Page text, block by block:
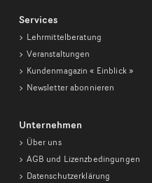
Services
Lehrmittelberatung
Veranstaltungen
Kundenmagazin« Einblick »
Newsletter abonnieren
Unternehmen
Über uns
AGB und Lizenzbedingungen
Datenschutzerklärung